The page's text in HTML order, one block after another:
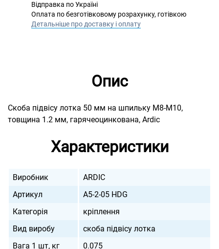
Відправка по Україні
Оплата по безготівковому розрахунку, готівкою
Детальніше про доставку і оплату
Опис
Скоба підвісу лотка 50 мм на шпильку М8-М10,
товщина 1.2 мм, гарячеоцинкована, Ardic
Характеристики
Виробник
ARDIC
Артикул
A5-2-05 HDG
Категорія
кріплення
Вид виробу
скоба підвісу лотка
Вага 1 шт, кг
0.075